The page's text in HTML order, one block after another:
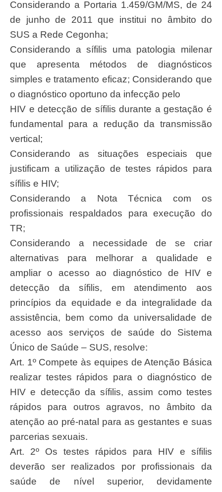
Considerando a Portaria 1.459/GM/MS, de 24
de junho de 2011 que institui no âmbito do
SUS a Rede Cegonha;
Considerando a sífilis uma patologia milenar
que apresenta métodos de diagnósticos
simples e tratamento eficaz; Considerando que
o diagnóstico oportuno da infecção pelo
HIV e detecção de sífilis durante a gestação é
fundamental para a redução da transmissão
vertical;
Considerando as situações especiais que
justificam a utilização de testes rápidos para
sífilis e HIV;
Considerando a Nota Técnica com os
profissionais respaldados para execução do
TR;
Considerando a necessidade de se criar
alternativas para melhorar a qualidade e
ampliar o acesso ao diagnóstico de HIV e
detecção da sífilis, em atendimento aos
princípios da equidade e da integralidade da
assistência, bem como da universalidade de
acesso aos serviços de saúde do Sistema
Único de Saúde – SUS, resolve:
Art. 1º Compete às equipes de Atenção Básica
realizar testes rápidos para o diagnóstico de
HIV e detecção da sífilis, assim como testes
rápidos para outros agravos, no âmbito da
atenção ao pré-natal para as gestantes e suas
parcerias sexuais.
Art. 2º Os testes rápidos para HIV e sífilis
deverão ser realizados por profissionais da
saúde de nível superior, devidamente